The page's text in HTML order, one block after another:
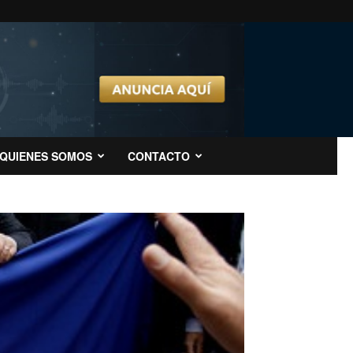
QUIENES SOMOS CONTACTO